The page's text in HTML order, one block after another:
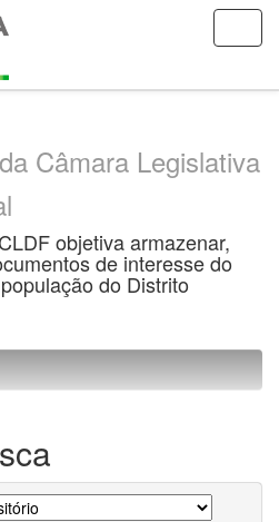
Câmara Legislativa
objetiva armazenar,
de interesse do
do Distrito